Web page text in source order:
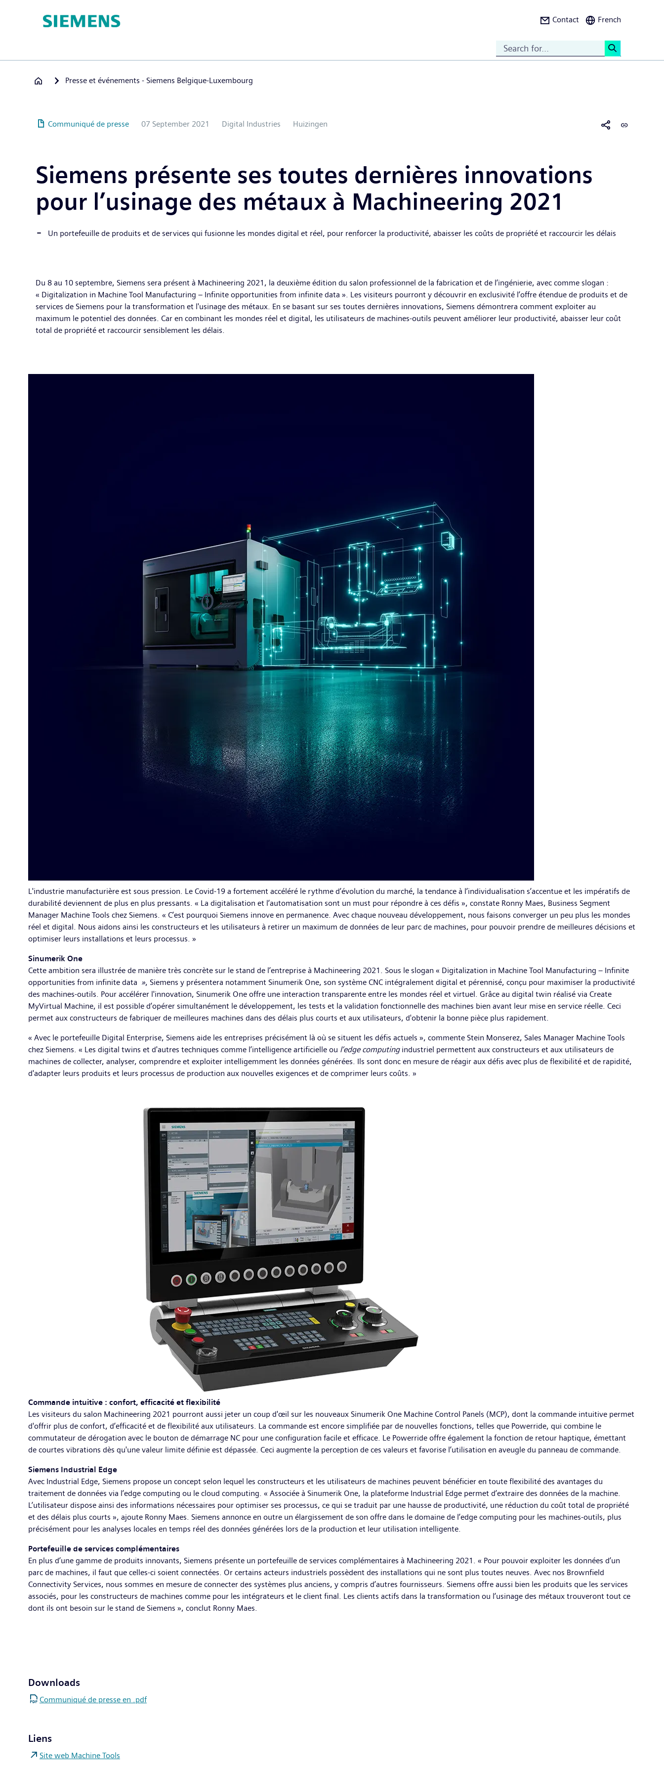
huvudinnehåll
Contact French
Presse et événements - Siemens Belgique-Luxembourg
Communiqué de presse 07 September 2021 Digital Industries Huizingen
Siemens présente ses toutes dernières innovations
pour l’usinage des métaux à Machineering 2021
Un portefeuille de produits et de services qui fusionne les mondes digital et réel, pour renforcer la productivité, abaisser les coûts de propriété et raccourcir les délais
Du 8 au 10 septembre, Siemens sera présent à Machineering 2021, la deuxième édition du salon professionnel de la fabrication et de l’ingénierie, avec comme slogan :
« Digitalization in Machine Tool Manufacturing – Infinite opportunities from infinite data ». Les visiteurs pourront y découvrir en exclusivité l’offre étendue de produits et de
services de Siemens pour la transformation et l'usinage des métaux. En se basant sur ses toutes dernières innovations, Siemens démontrera comment exploiter au
maximum le potentiel des données. Car en combinant les mondes réel et digital, les utilisateurs de machines-outils peuvent améliorer leur productivité, abaisser leur coût
total de propriété et raccourcir sensiblement les délais.
L'industrie manufacturière est sous pression. Le Covid-19 a fortement accéléré le rythme d’évolution du marché, la tendance à l’individualisation s’accentue et les impératifs de
durabilité deviennent de plus en plus pressants. « La digitalisation et l’automatisation sont un must pour répondre à ces défis », constate Ronny Maes, Business Segment
Manager Machine Tools chez Siemens. « C’est pourquoi Siemens innove en permanence. Avec chaque nouveau développement, nous faisons converger un peu plus les mondes
réel et digital. Nous aidons ainsi les constructeurs et les utilisateurs à retirer un maximum de données de leur parc de machines, pour pouvoir prendre de meilleures décisions et
optimiser leurs installations et leurs processus. »
Sinumerik One
Cette ambition sera illustrée de manière très concrète sur le stand de l’entreprise à Machineering 2021. Sous le slogan « Digitalization in Machine Tool Manufacturing – Infinite
opportunities from infinite data », Siemens y présentera notamment Sinumerik One, son système CNC intégralement digital et pérennisé, conçu pour maximiser la productivité
des machines-outils. Pour accélérer l'innovation, Sinumerik One offre une interaction transparente entre les mondes réel et virtuel. Grâce au digital twin réalisé via Create
MyVirtual Machine, il est possible d’opérer simultanément le développement, les tests et la validation fonctionnelle des machines bien avant leur mise en service réelle. Ceci
permet aux constructeurs de fabriquer de meilleures machines dans des délais plus courts et aux utilisateurs, d'obtenir la bonne pièce plus rapidement.
« Avec le portefeuille Digital Enterprise, Siemens aide les entreprises précisément là où se situent les défis actuels », commente Stein Monserez, Sales Manager Machine Tools
chez Siemens. « Les digital twins et d'autres techniques comme l’intelligence artificielle ou l’edge computingindustriel permettent aux constructeurs et aux utilisateurs de
machines de collecter, analyser, comprendre et exploiter intelligemment les données générées. Ils sont donc en mesure de réagir aux défis avec plus de flexibilité et de rapidité,
d'adapter leurs produits et leurs processus de production aux nouvelles exigences et de comprimer leurs coûts. »
Commande intuitive : confort, efficacité et flexibilité
Les visiteurs du salon Machineering 2021 pourront aussi jeter un coup d'œil sur les nouveaux Sinumerik One Machine Control Panels (MCP), dont la commande intuitive permet
d'offrir plus de confort, d’efficacité et de flexibilité aux utilisateurs. La commande est encore simplifiée par de nouvelles fonctions, telles que Powerride, qui combine le
commutateur de dérogation avec le bouton de démarrage NC pour une configuration facile et efficace. Le Powerride offre également la fonction de retour haptique, émettant
de courtes vibrations dès qu'une valeur limite définie est dépassée. Ceci augmente la perception de ces valeurs et favorise l’utilisation en aveugle du panneau de commande.
Siemens Industrial Edge
Avec Industrial Edge, Siemens propose un concept selon lequel les constructeurs et les utilisateurs de machines peuvent bénéficier en toute flexibilité des avantages du
traitement de données via l’edge computing ou le cloud computing. « Associée à Sinumerik One, la plateforme Industrial Edge permet d’extraire des données de la machine.
L’utilisateur dispose ainsi des informations nécessaires pour optimiser ses processus, ce qui se traduit par une hausse de productivité, une réduction du coût total de propriété
et des délais plus courts », ajoute Ronny Maes. Siemens annonce en outre un élargissement de son offre dans le domaine de l’edge computing pour les machines-outils, plus
précisément pour les analyses locales en temps réel des données générées lors de la production et leur utilisation intelligente.
Portefeuille de services complémentaires
En plus d’une gamme de produits innovants, Siemens présente un portefeuille de services complémentaires à Machineering 2021. « Pour pouvoir exploiter les données d’un
parc de machines, il faut que celles-ci soient connectées. Or certains acteurs industriels possèdent des installations qui ne sont plus toutes neuves. Avec nos Brownfield
Connectivity Services, nous sommes en mesure de connecter des systèmes plus anciens, y compris d’autres fournisseurs. Siemens offre aussi bien les produits que les services
associés, pour les constructeurs de machines comme pour les intégrateurs et le client final. Les clients actifs dans la transformation ou l’usinage des métaux trouveront tout ce
dont ils ont besoin sur le stand de Siemens », conclut Ronny Maes.
Downloads
Communiqué de presse en .pdf
Liens
Site web Machine Tools